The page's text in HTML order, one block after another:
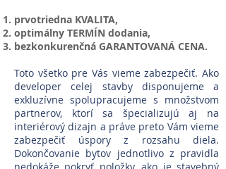
prvotriedna KVALITA,
optimálny TERMÍN dodania,
bezkonkurenčná GARANTOVANÁ CENA.
Toto všetko pre Vás vieme zabezpečiť. Ako
developer celej stavby disponujeme a
exkluzívne spolupracujeme s množstvom
partnerov, ktorí sa špecializujú aj na
interiérový dizajn a práve preto Vám vieme
zabezpečiť úspory z rozsahu diela.
Dokončovanie bytov jednotlivo z pravidla